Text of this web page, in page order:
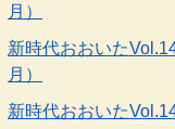
月）
新時代おおいた
月）
新時代おおいた